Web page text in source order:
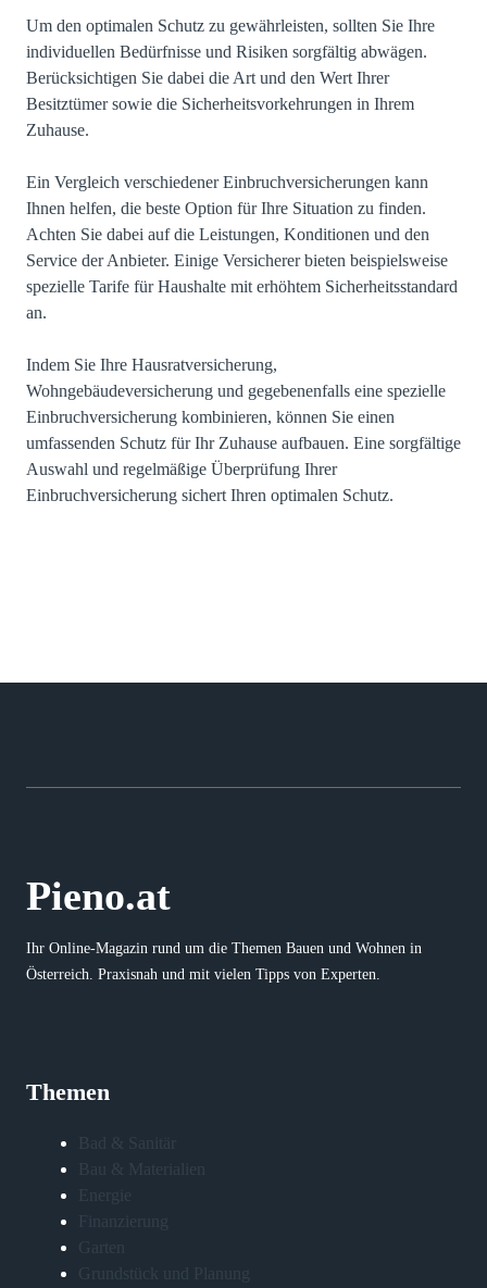
Um den optimalen Schutz zu gewährleisten, sollten Sie Ihre
individuellen Bedürfnisse und Risiken sorgfältig abwägen.
Berücksichtigen Sie dabei die Art und den Wert Ihrer
Besitztümer sowie die Sicherheitsvorkehrungen in Ihrem
Zuhause.
Ein Vergleich verschiedener Einbruchversicherungen kann
Ihnen helfen, die beste Option für Ihre Situation zu finden.
Achten Sie dabei auf die Leistungen, Konditionen und den
Service der Anbieter. Einige Versicherer bieten beispielsweise
spezielle Tarife für Haushalte mit erhöhtem Sicherheitsstandard
an.
Indem Sie Ihre Hausratversicherung,
Wohngebäudeversicherung und gegebenenfalls eine spezielle
Einbruchversicherung kombinieren, können Sie einen
umfassenden Schutz für Ihr Zuhause aufbauen. Eine sorgfältige
Auswahl und regelmäßige Überprüfung Ihrer
Einbruchversicherung sichert Ihren optimalen Schutz.
Pieno.at
Ihr Online-Magazin rund um die Themen Bauen und Wohnen in
Österreich. Praxisnah und mit vielen Tipps von Experten.
Themen
Bad & Sanitär
Bau & Materialien
Energie
Finanzierung
Garten
Grundstück und Planung